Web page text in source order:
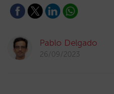
Pablo Delgado
26/09/2023